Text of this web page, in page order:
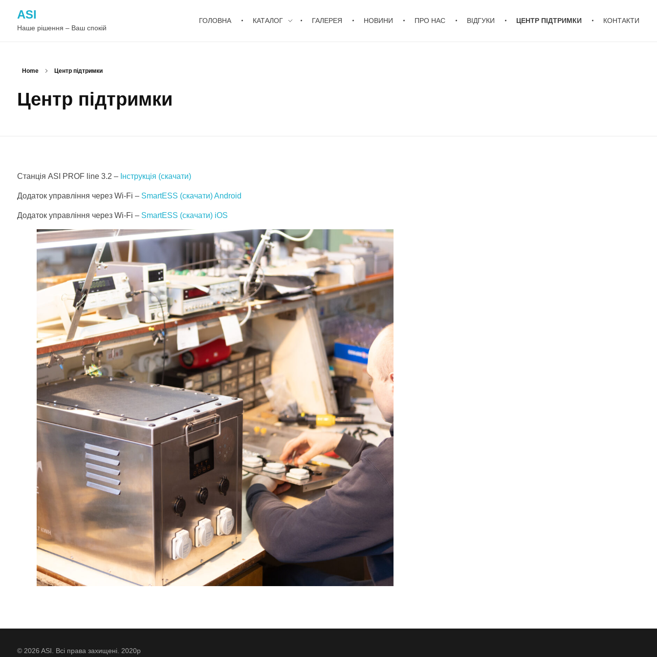
ASI
Наше рішення – Ваш спокій
ГОЛОВНА КАТАЛОГ ГАЛЕРЕЯ НОВИНИ ПРО НАС ВІДГУКИ ЦЕНТР ПІДТРИМКИ КОНТАКТИ
Home Центр підтримки
Центр підтримки
Станція ASI PROF line 3.2 – Інструкція (скачати)
Додаток управління через Wi-Fi – SmartESS (скачати) Android
Додаток управління через Wi-Fi – SmartESS (скачати) iOS
© 2026 ASI. Всі права захищені. 2020р